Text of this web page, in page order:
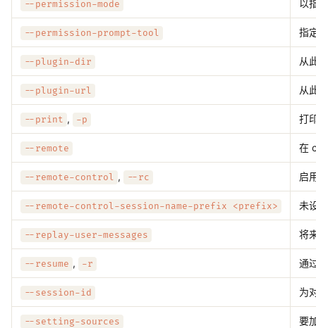
--permission-mode 以
--permission-prompt-tool 指
--plugin-dir 从
--plugin-url 从
--print , -p 打
--remote 在
--remote-control , --rc 启
--remote-control-session-name-prefix <prefix> 未
--replay-user-messages 将
--resume , -r 通
--session-id 为
--setting-sources 要